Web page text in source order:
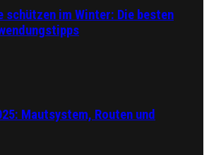
schützen im Winter: Die besten
Mautsystem, Routen und